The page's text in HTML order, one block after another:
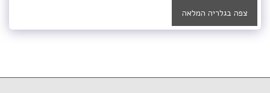
צפה בגלריה המלאה